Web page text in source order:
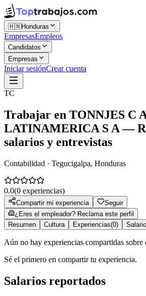
🇭🇳Honduras
EmpresasEmpleos
Candidatos
Empresas
Iniciar sesiónCrear cuenta
TC
Trabajar en TONNJES C
LATINAMERICA S A—
salarios y entrevistas
Contabilidad · Tegucigalpa, Honduras
0.0(0 experiencias)
Compartir mi experiencia
Seguir
¿Eres el empleador? Reclama este perfil
Resumen
Cultura Experiencias(0)
Aún no hay experiencias compartidas sobre
Sé el primero en compartir tu experiencia.
Salarios reportados